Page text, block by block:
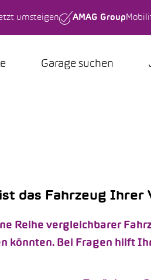
umsteigen AMAG Group
Garage suchen
das Fahrzeug
Reihe vergleichbarer
könnten. Bei Fragen hilft